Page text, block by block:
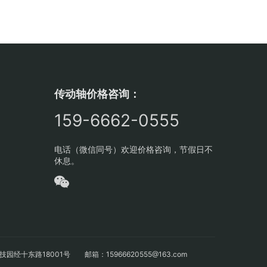
传动轴价格咨询：
159-6662-0555
电话（微信同号）欢迎价格咨询，节假日不
休息。
技园经十东路18001号 邮箱：15966620555@163.com